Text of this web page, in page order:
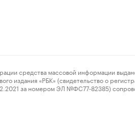
средства массовой информации
издания «РБК» (свидетельство о
за номером ЭЛ №ФС77-82385)